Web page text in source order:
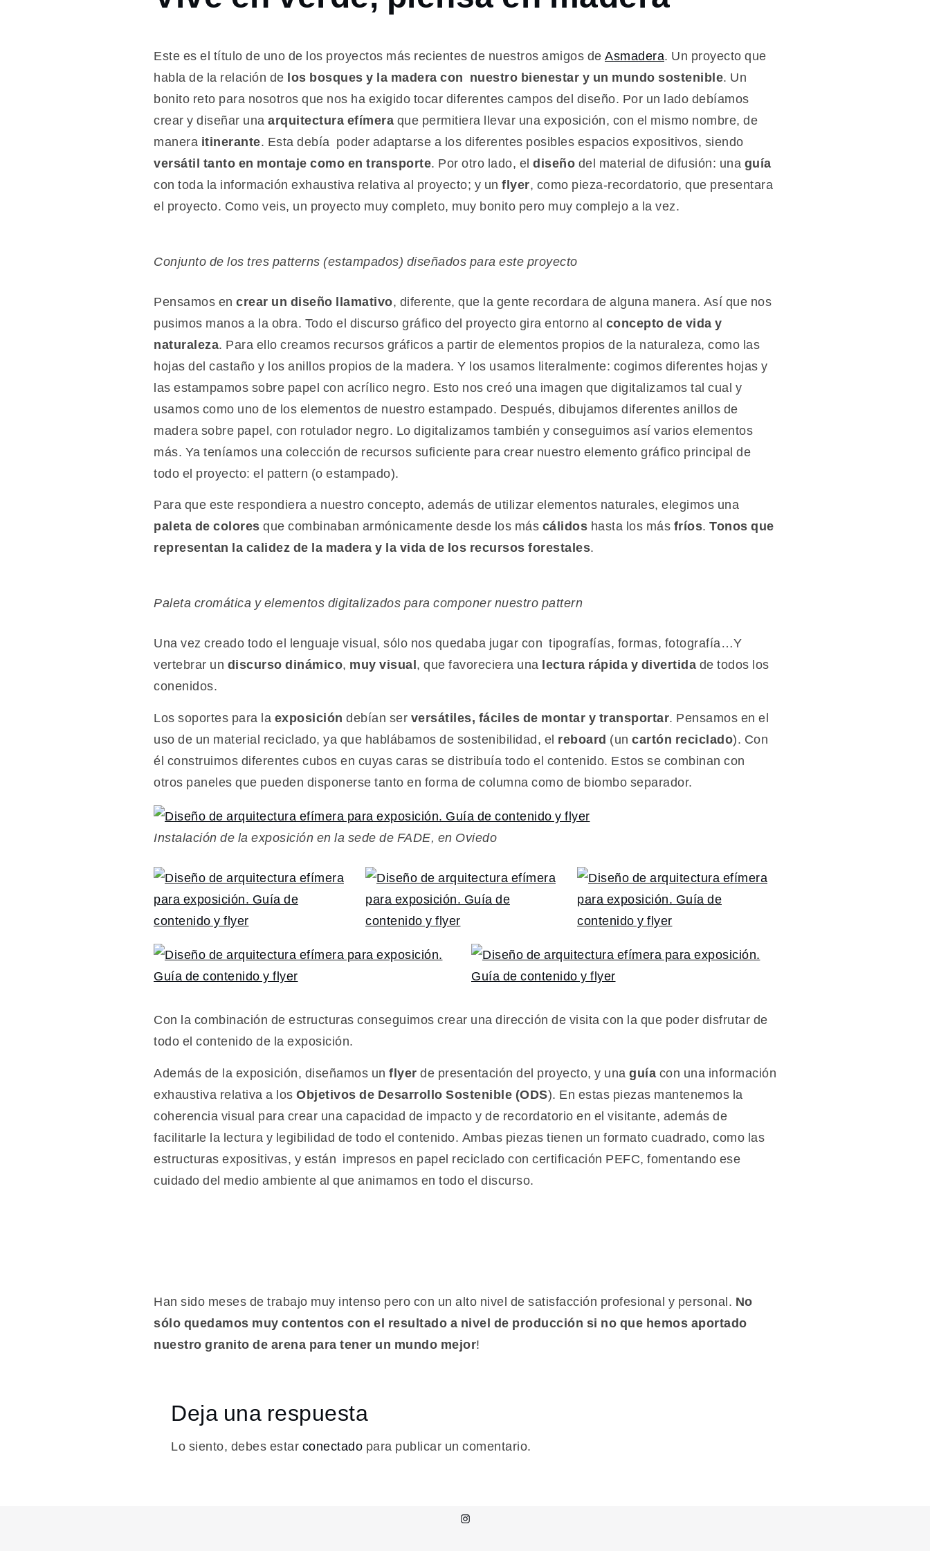
Vive
verde,
piensa
en
Este es el título de uno de los proyectos más recientes de nuestros amigos de Asmadera. Un proyecto que
habla de la relación de los bosques y la madera con nuestro bienestar y un mundo sostenible. Un
bonito reto para nosotros que nos ha exigido tocar diferentes campos del diseño. Por un lado debíamos
crear y diseñar una arquitectura efímera que permitiera llevar una exposición, con el mismo nombre, de
manera itinerante. Esta debía poder adaptarse a los diferentes posibles espacios expositivos, siendo
versátil tanto en montaje como en transporte. Por otro lado, el diseño del material de difusión: una guía
con toda la información exhaustiva relativa al proyecto; y un flyer, como pieza-recordatorio, que presentara
el proyecto. Como veis, un proyecto muy completo, muy bonito pero muy complejo a la vez.
Conjunto de los tres patterns (estampados) diseñados para este proyecto
Pensamos en crear un diseño llamativo, diferente, que la gente recordara de alguna manera. Así que nos
pusimos manos a la obra. Todo el discurso gráfico del proyecto gira entorno al concepto de vida y
naturaleza. Para ello creamos recursos gráficos a partir de elementos propios de la naturaleza, como las
hojas del castaño y los anillos propios de la madera. Y los usamos literalmente: cogimos diferentes hojas y
las estampamos sobre papel con acrílico negro. Esto nos creó una imagen que digitalizamos tal cual y
usamos como uno de los elementos de nuestro estampado. Después, dibujamos diferentes anillos de
madera sobre papel, con rotulador negro. Lo digitalizamos también y conseguimos así varios elementos
más. Ya teníamos una colección de recursos suficiente para crear nuestro elemento gráfico principal de
todo el proyecto: el pattern (o estampado).
Para que este respondiera a nuestro concepto, además de utilizar elementos naturales, elegimos una
paleta de colores que combinaban armónicamente desde los más cálidos hasta los más fríos. Tonos que
representan la calidez de la madera y la vida de los recursos forestales.
Paleta cromática y elementos digitalizados para componer nuestro pattern
Una vez creado todo el lenguaje visual, sólo nos quedaba jugar con tipografías, formas, fotografía…Y
vertebrar un discurso dinámico, muy visual, que favoreciera una lectura rápida y divertida de todos los
conenidos.
Los soportes para la exposición debían ser versátiles, fáciles de montar y transportar. Pensamos en el
uso de un material reciclado, ya que hablábamos de sostenibilidad, el reboard (un cartón reciclado). Con
él construimos diferentes cubos en cuyas caras se distribuía todo el contenido. Estos se combinan con
otros paneles que pueden disponerse tanto en forma de columna como de biombo separador.
Instalación de la exposición en la sede de FADE, en Oviedo
Con la combinación de estructuras conseguimos crear una dirección de visita con la que poder disfrutar de
todo el contenido de la exposición.
Además de la exposición, diseñamos un flyer de presentación del proyecto, y una guía con una información
exhaustiva relativa a los Objetivos de Desarrollo Sostenible (ODS). En estas piezas mantenemos la
coherencia visual para crear una capacidad de impacto y de recordatorio en el visitante, además de
facilitarle la lectura y legibilidad de todo el contenido. Ambas piezas tienen un formato cuadrado, como las
estructuras expositivas, y están impresos en papel reciclado con certificación PEFC, fomentando ese
cuidado del medio ambiente al que animamos en todo el discurso.
Han sido meses de trabajo muy intenso pero con un alto nivel de satisfacción profesional y personal. No
sólo quedamos muy contentos con el resultado a nivel de producción si no que hemos aportado
nuestro granito de arena para tener un mundo mejor!
Deja una respuesta
Lo siento, debes estar conectado para publicar un comentario.
Instagram